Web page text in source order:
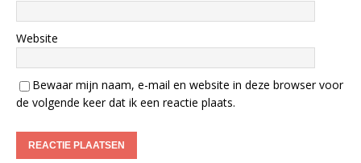
Website
Bewaar mijn naam, e-mail en website in deze browser voor
de volgende keer dat ik een reactie plaats.